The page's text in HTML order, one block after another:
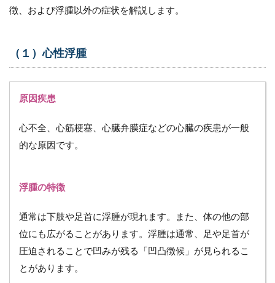
3.4.3
状
3.5
（５）
内分泌
性浮腫
3.5.1
原因疾
患
浮腫の
3.5.3
浮腫以
外の症
状
3.6
徴、および浮腫以外の症状を解説します。
（１）心性浮腫
原因疾患
心不全、心筋梗塞、心臓弁膜症などの心臓の疾患が一般
的な原因です。
浮腫の特徴
通常は下肢や足首に浮腫が現れます。また、体の他の部
位にも広がることがあります。浮腫は通常、足や足首が
圧迫されることで凹みが残る「凹凸徴候」が見られるこ
とがあります。